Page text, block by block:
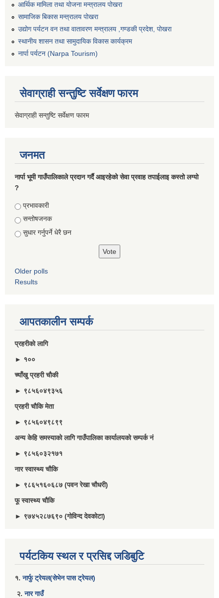
आर्थिक मामिला तथा योजना मन्त्रालय पोखरा
सामाजिक बिकास मन्त्रालय पोखरा
उद्योग पर्यटन वन तथा वातावरण मन्त्रालय ,गण्डकी प्रदेश, पोखरा
स्थानीय शासन तथा सामुदायिक विकास कार्यक्रम
नार्पा पर्यटन (Narpa Tourism)
सेवाग्राही सन्तुष्टि सर्वेक्षण फारम
सेवाग्राही सन्तुष्टि सर्वेक्षण फारम
जनमत
नार्पा भूमी गाउँपालिकाले प्रदान गर्दै आइरहेको सेवा प्रवाह तपाईलाइ कस्तो लग्यो
?
Choices
प्रभावकारी
सन्तोषजनक
सुधार गर्नुपर्ने धेरै छन
Older polls
Results
आपतकालीन सम्पर्क
प्रहरीकाे लागि
► १००
च्याँखु प्रहरी चाैकी
► ९८५६०४९३५६
प्रहरी चौकि मेता
► ९८५६०४९८९९
अन्य केहि समस्याको लागि गाउँपालिका कार्यालयको सम्पर्क नं
► ९८५६०३२१७१
नार स्वास्थ्य चौकि
► ९८६५१६०६८७ (पवन रेखा चौधरी)
फू स्वास्थ्य चौकि
► ९७४५२८७६९० (गोविन्द देवकोटा)
पर्यटकिय स्थल र प्रसिद्द जडिबुटि
१.नार्फु ट्रेयल(सेभेन पास ट्रेयल)
२.नार गाउँ